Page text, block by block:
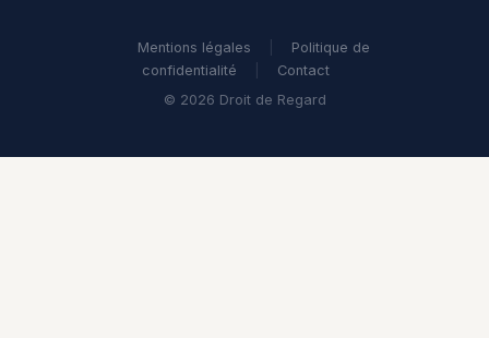
Mentions légales
Politique de
confidentialité
Contact
© 2026 Droit de Regard